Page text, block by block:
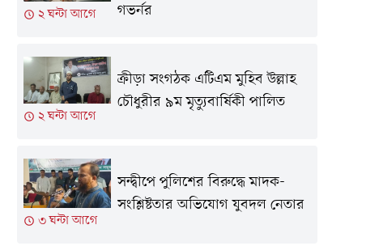
২ ঘন্টা আগে
গভর্নর
২ ঘন্টা আগে
ক্রীড়া সংগঠক এটিএম মুহিব উল্লাহ
চৌধুরীর ৯ম মৃত্যুবার্ষিকী পালিত
৩ ঘন্টা আগে
সন্দ্বীপে পুলিশের বিরুদ্ধে মাদক-
সংশ্লিষ্টতার অভিযোগ যুবদল নেতার